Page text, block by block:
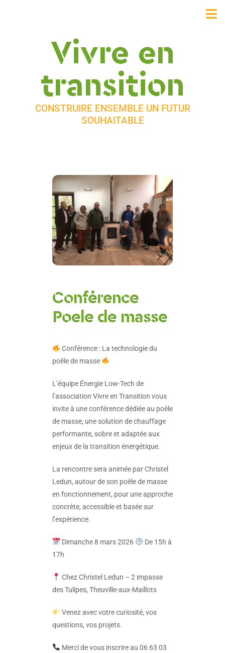
Vivre en
transition
CONSTRUIRE ENSEMBLE UN FUTUR
SOUHAITABLE
Conférence
Poele de masse
Conférence : La technologie du
poêle de masse
L’équipe Énergie Low-Tech de
l’association Vivre en Transition vous
invite à une conférence dédiée au poêle
de masse, une solution de chauffage
performante, sobre et adaptée aux
enjeux de la transition énergétique.
La rencontre sera animée par Christel
Ledun, autour de son poêle de masse
en fonctionnement, pour une approche
concrète, accessible et basée sur
l’expérience.
Dimanche 8 mars 2026
De 15h à
17h
Chez Christel Ledun – 2 impasse
des Tulipes, Theuville-aux-Maillots
Venez avec votre curiosité, vos
questions, vos projets.
Merci de vous inscrire au 06 63 03